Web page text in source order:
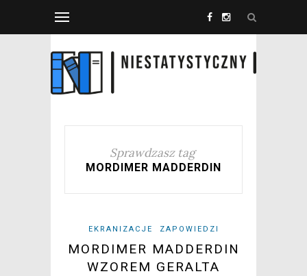
Sprawdzasz tag
MORDIMER MADDERDIN
EKRANIZACJE ZAPOWIEDZI
MORDIMER MADDERDIN
WZOREM GERALTA